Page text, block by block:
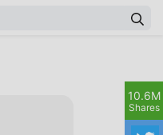
10.6M
Shares